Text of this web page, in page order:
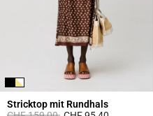
Stricktop mit Rundhals